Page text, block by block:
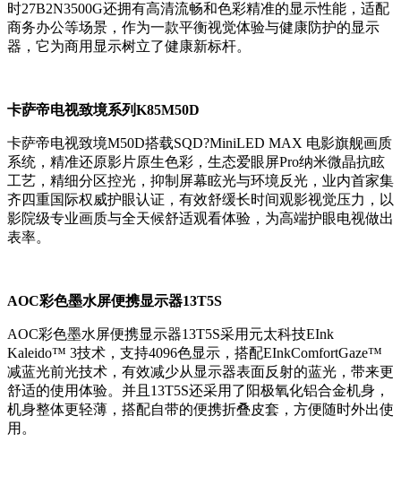
时27B2N3500G还拥有高清流畅和色彩精准的显示性能，适配
商务办公等场景，作为一款平衡视觉体验与健康防护的显示
器，它为商用显示树立了健康新标杆。
卡萨帝电视致境系列K85M50D
卡萨帝电视致境M50D搭载SQD?MiniLED MAX 电影旗舰画质
系统，精准还原影片原生色彩，生态爱眼屏Pro纳米微晶抗眩
工艺，精细分区控光，抑制屏幕眩光与环境反光，业内首家集
齐四重国际权威护眼认证，有效舒缓长时间观影视觉压力，以
影院级专业画质与全天候舒适观看体验，为高端护眼电视做出
表率。
AOC彩色墨水屏便携显示器13T5S
AOC彩色墨水屏便携显示器13T5S采用元太科技EInk
Kaleido™ 3技术，支持4096色显示，搭配EInkComfortGaze™
减蓝光前光技术，有效减少从显示器表面反射的蓝光，带来更
舒适的使用体验。并且13T5S还采用了阳极氧化铝合金机身，
机身整体更轻薄，搭配自带的便携折叠皮套，方便随时外出使
用。